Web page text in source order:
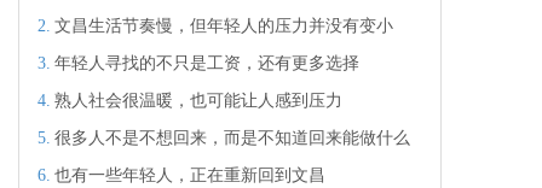
文昌生活节奏慢，但年轻人的压力并没有变小
年轻人寻找的不只是工资，还有更多选择
熟人社会很温暖，也可能让人感到压力
很多人不是不想回来，而是不知道回来能做什么
也有一些年轻人，正在重新回到文昌